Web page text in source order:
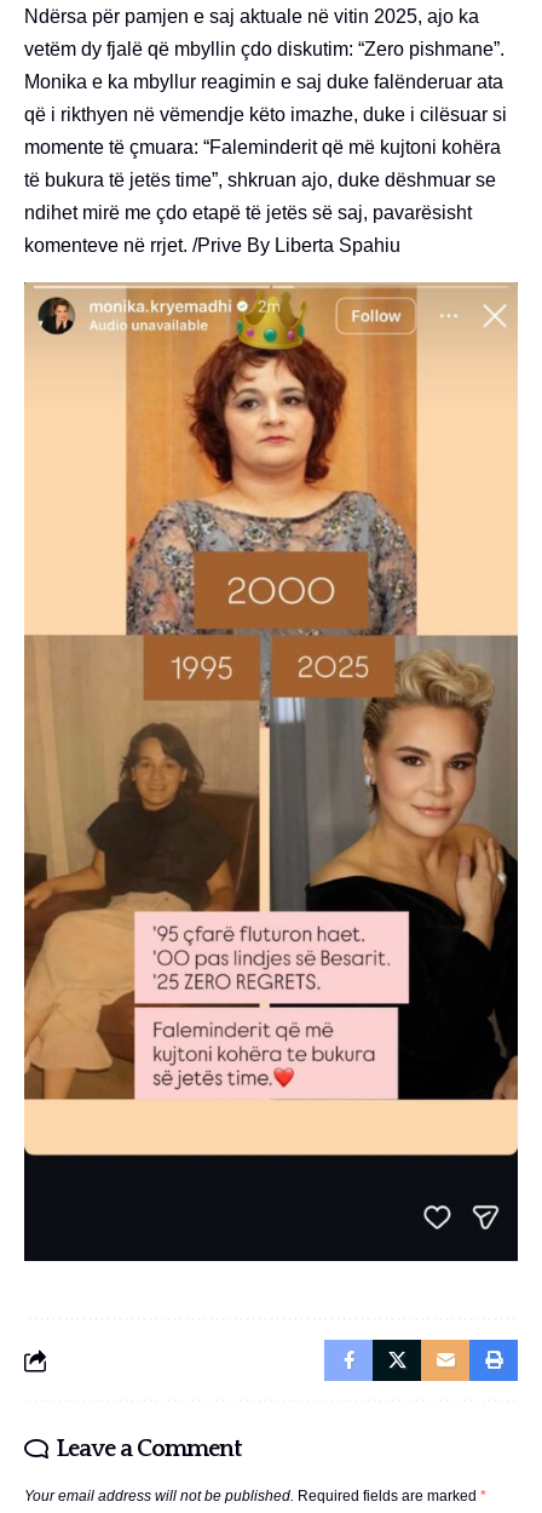
Ndërsa për pamjen e saj aktuale në vitin 2025, ajo ka
vetëm dy fjalë që mbyllin çdo diskutim: “Zero pishmane”.
Monika e ka mbyllur reagimin e saj duke falënderuar ata
që i rikthyen në vëmendje këto imazhe, duke i cilësuar si
momente të çmuara: “Faleminderit që më kujtoni kohëra
të bukura të jetës time”, shkruan ajo, duke dëshmuar se
ndihet mirë me çdo etapë të jetës së saj, pavarësisht
komenteve në rrjet. /Prive By Liberta Spahiu
Leave a Comment
Your email address will not be published. Required fields are marked *